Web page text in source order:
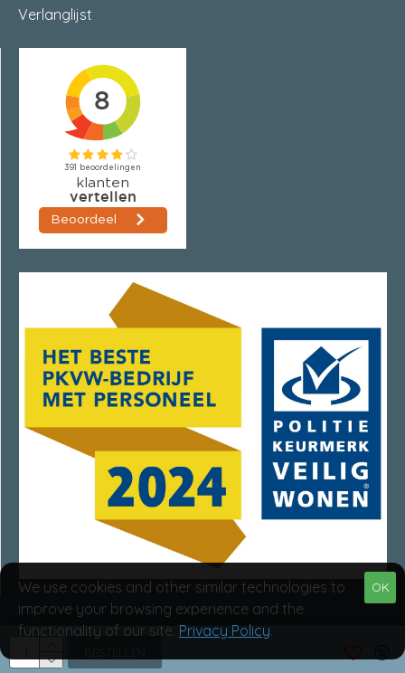
Verlanglijst
Van Rumpt Specialisten © 2025
OK
We use cookies and other similar technologies to
improve your browsing experience and the
functionality of our site. Privacy Policy.